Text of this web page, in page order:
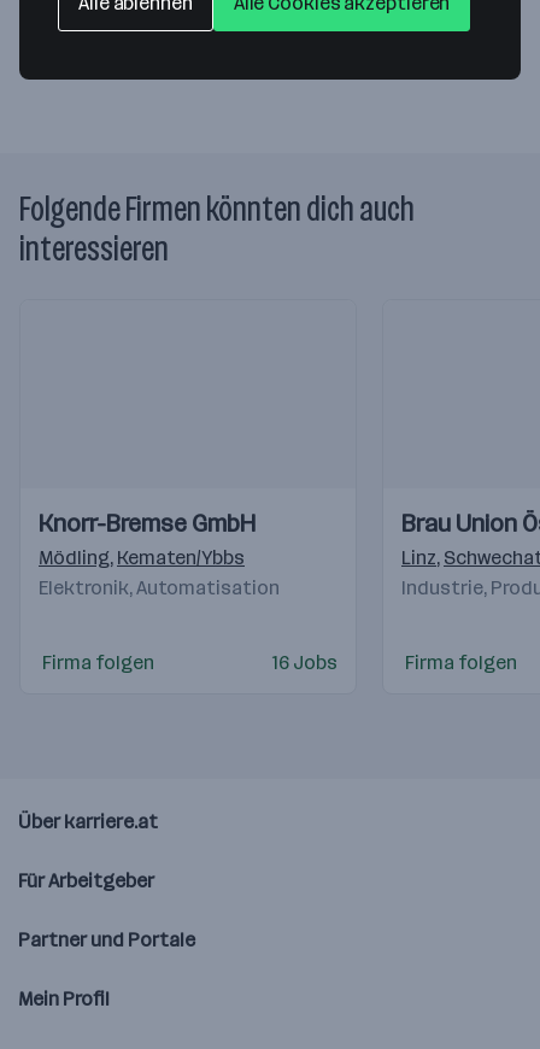
Website
Folgende Firmen könnten dich auch
interessieren
Videos
Einblicke
Einblicke
Knorr-Bremse GmbH
Mödling, Kematen/Ybbs
Elektronik, Automatisation
Firma folgen 16 Jobs
Videos
Einblicke
Einblicke
Brau Union
Linz,
Industrie,
Firma folgen
Über karriere.at
Für Arbeitgeber
Partner und Portale
Mein Profil